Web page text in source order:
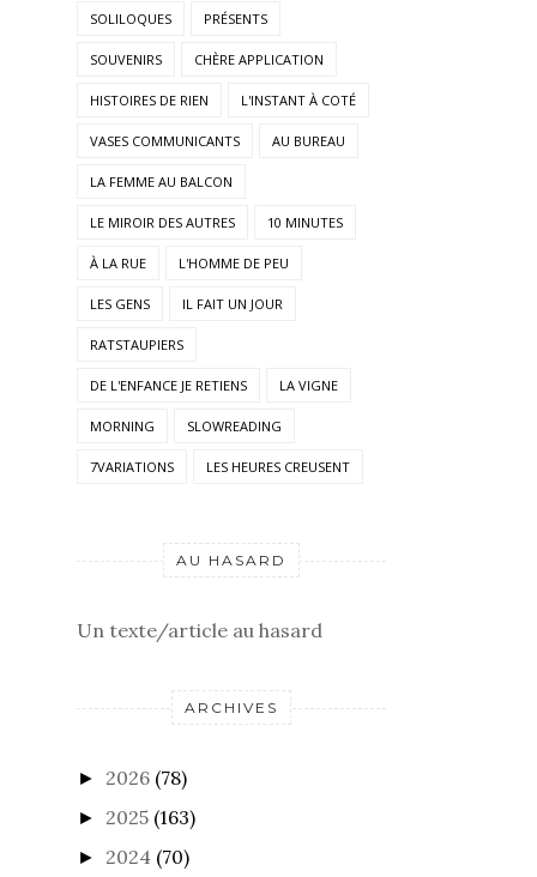
SOLILOQUES PRÉSENTS
SOUVENIRS CHÈRE APPLICATION
HISTOIRES DE RIEN L'INSTANT À COTÉ
VASES COMMUNICANTS AU BUREAU
LA FEMME AU BALCON
LE MIROIR DES AUTRES 10 MINUTES
À LA RUE L'HOMME DE PEU
LES GENS IL FAIT UN JOUR
RATSTAUPIERS
DE L'ENFANCE JE RETIENS LA VIGNE
MORNING SLOWREADING
7VARIATIONS LES HEURES CREUSENT
AU HASARD
Un texte/article au hasard
ARCHIVES
► 2026 (78)
► 2025 (163)
► 2024 (70)